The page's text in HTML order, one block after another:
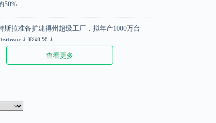
50%
斯拉准备扩建得州超级工厂，拟年产1000万台
人形机器人
苹果推出新配件iPhone Pocket，售价1299元起
些被阉割的名言
查看更多